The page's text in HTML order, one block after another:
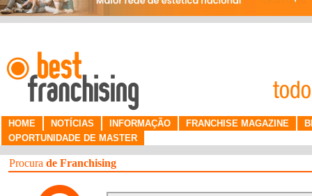
HOME NOTÍCIAS INFORMAÇÃO FRANCHISE MAGAZINE
OPORTUNIDADE DE MASTER
Procura de Franchising